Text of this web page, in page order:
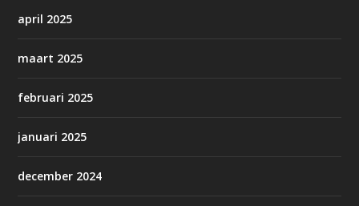
april 2025
maart 2025
februari 2025
januari 2025
december 2024